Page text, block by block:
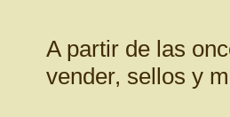
A partir de las
vender, sellos y